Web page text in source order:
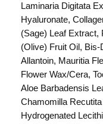
a
l
H
o
n
e
y
A
m
Laminaria Digitata
Hyaluronate,
(Sage) Leaf Extract,
(Olive) Fruit Oil,
Allantoin, Mauritia
Flower Wax/Cera,
Aloe Barbadensis
Chamomilla
Hydrogenated